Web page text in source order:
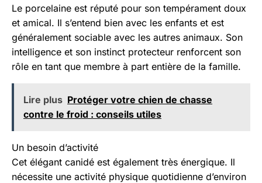
Le porcelaine est réputé pour son tempérament doux
et amical. Il s’entend bien avec les enfants et est
généralement sociable avec les autres animaux. Son
intelligence et son instinct protecteur renforcent son
rôle en tant que membre à part entière de la famille.
Lire plus Protéger votre chien de chasse
contre le froid : conseils utiles
Un besoin d’activité
Cet élégant canidé est également très énergique. Il
nécessite une activité physique quotidienne d’environ